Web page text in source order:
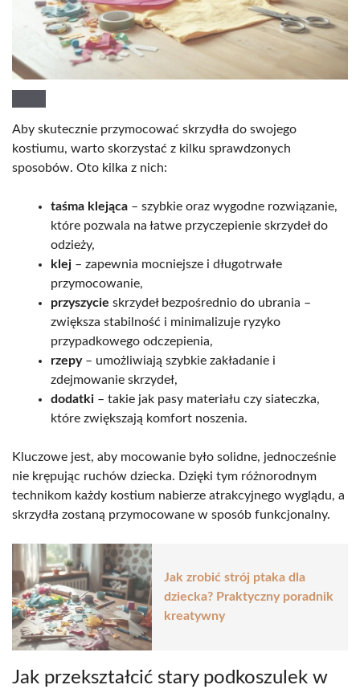
Aby skutecznie przymocować skrzydła do swojego
kostiumu, warto skorzystać z kilku sprawdzonych
sposobów. Oto kilka z nich:
taśma klejąca – szybkie oraz wygodne rozwiązanie,
które pozwala na łatwe przyczepienie skrzydeł do
odzieży,
klej – zapewnia mocniejsze i długotrwałe
przymocowanie,
przyszycie skrzydeł bezpośrednio do ubrania –
zwiększa stabilność i minimalizuje ryzyko
przypadkowego odczepienia,
rzepy– umożliwiają szybkie zakładanie i
zdejmowanie skrzydeł,
dodatki – takie jak pasy materiału czy siateczka,
które zwiększają komfort noszenia.
Kluczowe jest, aby mocowanie było solidne, jednocześnie
nie krępując ruchów dziecka. Dzięki tym różnorodnym
technikom każdy kostium nabierze atrakcyjnego wyglądu, a
skrzydła zostaną przymocowane w sposób funkcjonalny.
Jak zrobić strój ptaka dla
dziecka? Praktyczny poradnik
kreatywny
Jak przekształcić stary podkoszulek w